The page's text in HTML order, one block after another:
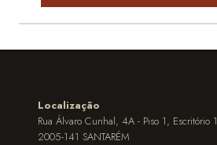
Localização
Rua Álvaro Cunhal, 4A - Piso 1, Escritório 1
2005-141 SANTARÉM